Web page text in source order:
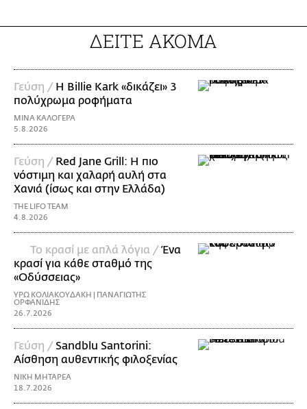
ΔΕΙΤΕ ΑΚΟΜΑ
Γεύση / H Billie Kark «δικάζει» 3
πολύχρωμα ροφήματα
ΜΙΝΑ ΚΑΛΟΓΕΡΑ
5.8.2026
Γεύση / Red Jane Grill: Η πιο
νόστιμη και χαλαρή αυλή στα
Χανιά (ίσως και στην Ελλάδα)
THE LIFO TEAM
4.8.2026
Το κρασί με απλά λόγια /Ένα
κρασί για κάθε σταθμό της
«Οδύσσειας»
ΥΡΩ ΚΟΛΙΑΚΟΥΔΑΚΗ | ΠΑΝΑΓΙΩΤΗΣ
ΟΡΦΑΝΙΔΗΣ
26.7.2026
Γεύση / Sandblu Santorini:
Αίσθηση αυθεντικής φιλοξενίας
ΝΙΚΗ ΜΗΤΑΡΕΑ
18.7.2026